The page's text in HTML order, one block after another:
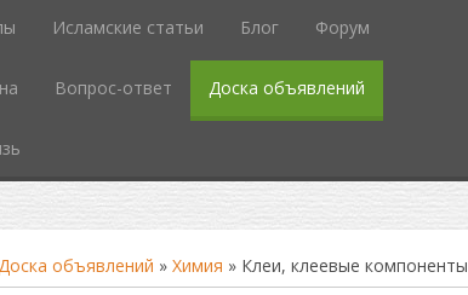
Исламские статьи Блог Форум
Вопрос-ответ Доска объявлений
объявлений » Химия » Клеи, клеевые компоненты